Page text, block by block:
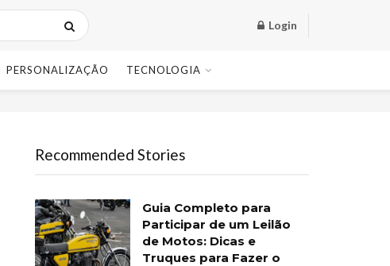
Login
PERSONALIZAÇÃO TECNOLOGIA
Recommended Stories
Guia Completo para
Participar de um Leilão
de Motos: Dicas e
Truques para Fazer o